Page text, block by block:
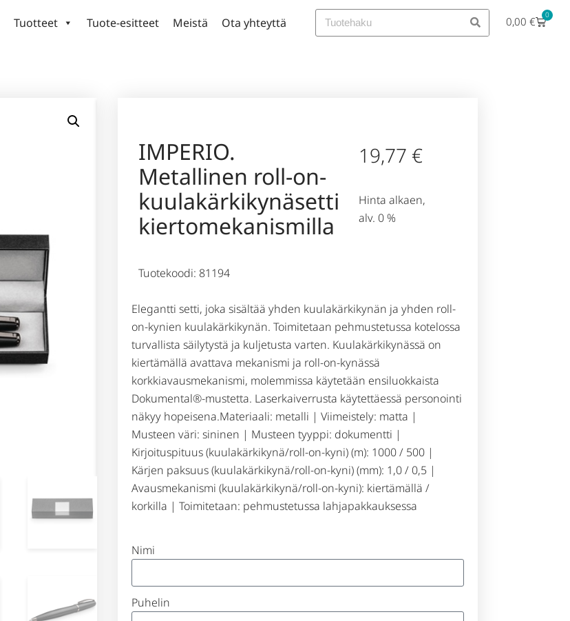
Tuotteet Tuote-esitteet Meistä Ota yhteyttä 0,00€ 0
IMPERIO.
Metallinen roll-on-
kuulakärkikynäsetti
kiertomekanismilla
Tuotekoodi: 81194
19,77 €
Hinta alkaen,
alv. 0 %
Elegantti setti, joka sisältää yhden kuulakärkikynän ja yhden roll-
on-kynien kuulakärkikynän. Toimitetaan pehmustetussa kotelossa
turvallista säilytystä ja kuljetusta varten. Kuulakärkikynässä on
kiertämällä avattava mekanismi ja roll-on-kynässä
korkkiavausmekanismi, molemmissa käytetään ensiluokkaista
Dokumental®-mustetta. Laserkaiverrusta käytettäessä personointi
näkyy hopeisena.Materiaali: metalli | Viimeistely: matta |
Musteen väri: sininen | Musteen tyyppi: dokumentti |
Kirjoituspituus (kuulakärkikynä/roll-on-kyni) (m): 1000 / 500 |
Kärjen paksuus (kuulakärkikynä/roll-on-kyni) (mm): 1,0 / 0,5 |
Avausmekanismi (kuulakärkikynä/roll-on-kyni): kiertämällä /
korkilla | Toimitetaan: pehmustetussa lahjapakkauksessa
Nimi
Puhelin